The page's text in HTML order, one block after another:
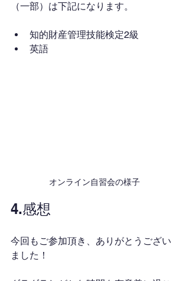
（一部）は下記になります。
知的財産管理技能検定2級
英語
オンライン自習会の様子
4.感想
今回もご参加頂き、ありがとうござい
ました！